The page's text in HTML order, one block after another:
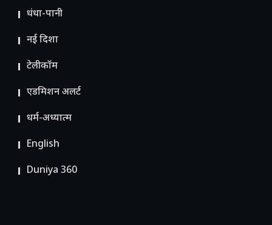
धंधा-पानी
नई दिशा
टेलीकॉम
ए​डमिशन अलर्ट
धर्म-अध्यात्म
English
Duniya 360